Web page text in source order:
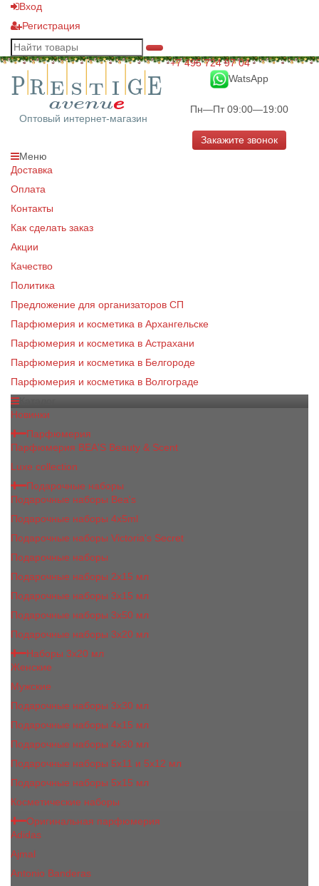
Вход
Регистрация
Оптовый интернет-магазин
+7 495 724 97 04
WatsApp
Пн—Пт 09:00—19:00
Закажите звонок
Меню
Доставка
Оплата
Контакты
Как сделать заказ
Акции
Качество
Политика
Предложение для организаторов СП
Парфюмерия и косметика в Архангельске
Парфюмерия и косметика в Астрахани
Парфюмерия и косметика в Белгороде
Парфюмерия и косметика в Волгограде
Новинки
Парфюмерия
Парфюмерия BEA'S Beauty & Scent
Luxe collection
Подарочные наборы
Подарочные наборы Bea's
Подарочные наборы 4х5ml
Подарочные наборы Victoria's Secret
Подарочные наборы
Подарочные наборы 2x15 мл
Подарочные наборы 3х15 мл
Подарочные наборы 3x50 мл
Подарочные наборы 3x20 мл
Наборы 3х20 мл
Женские
Мужские
Подарочные наборы 3х30 мл
Подарочные наборы 4x15 мл
Подарочные наборы 4x30 мл
Подарочные наборы 5x11 и 5х12 мл
Подарочные наборы 5x15 мл
Косметические наборы
Оригинальная парфюмерия
Adidas
Ajmal
Antonio Banderas